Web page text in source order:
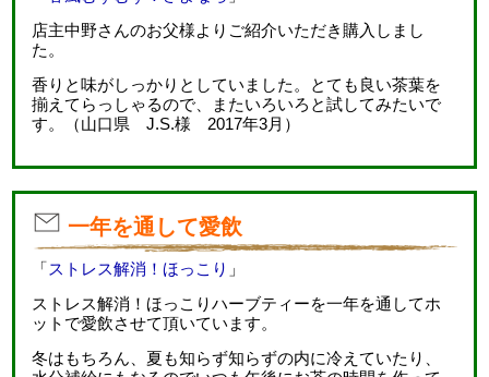
店主中野さんのお父様よりご紹介いただき購入しまし
た。
香りと味がしっかりとしていました。とても良い茶葉を
揃えてらっしゃるので、またいろいろと試してみたいで
す。（山口県 J.S.様 2017年3月）
一年を通して愛飲
「ストレス解消！ほっこり 」
ストレス解消！ほっこりハーブティーを一年を通してホ
ットで愛飲させて頂いています。
冬はもちろん、夏も知らず知らずの内に冷えていたり、